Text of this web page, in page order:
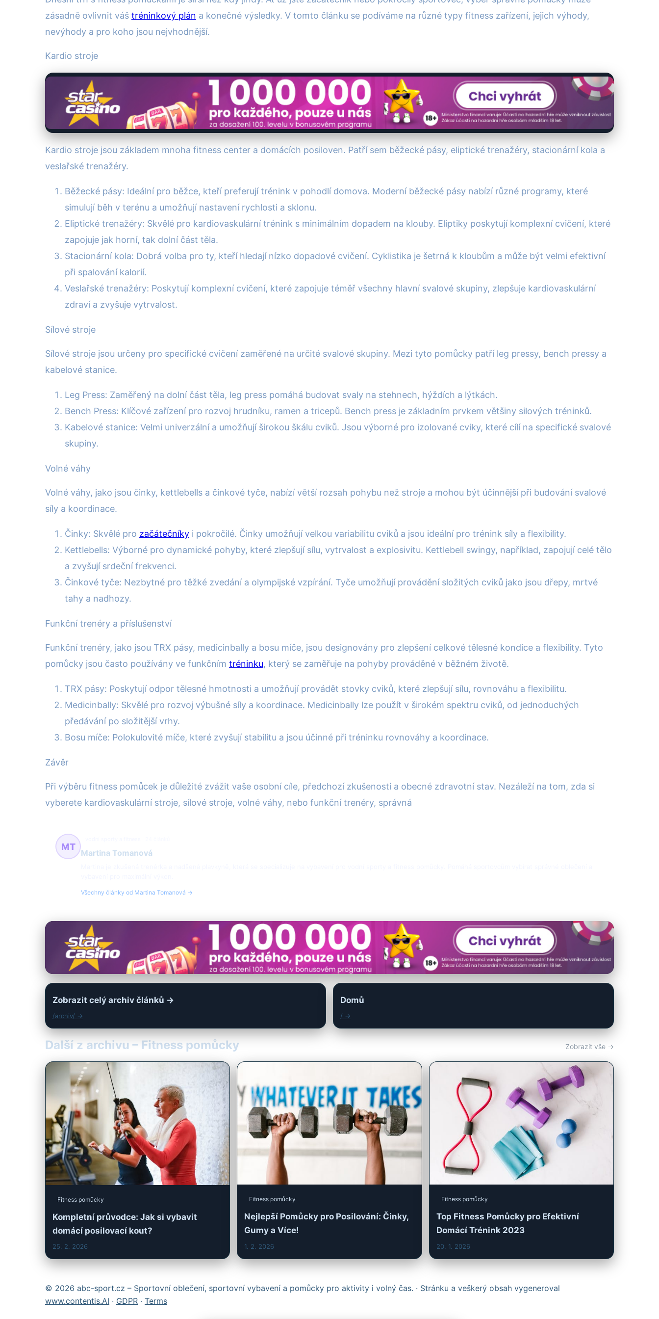
zásadně ovlivnit váš tréninkový plán a konečné výsledky. V tomto článku se podíváme na různé typy fitness zařízení, jejich výhody,
nevýhody a pro koho jsou nejvhodnější.
Kardio stroje
Kardio stroje jsou základem mnoha fitness center a domácích posiloven. Patří sem běžecké pásy, eliptické trenažéry, stacionární kola a
veslařské trenažéry.
Běžecké pásy: Ideální pro běžce, kteří preferují trénink v pohodlí domova. Moderní běžecké pásy nabízí různé programy, které
simulují běh v terénu a umožňují nastavení rychlosti a sklonu.
Eliptické trenažéry: Skvělé pro kardiovaskulární trénink s minimálním dopadem na klouby. Eliptiky poskytují komplexní cvičení, které
zapojuje jak horní, tak dolní část těla.
Stacionární kola: Dobrá volba pro ty, kteří hledají nízko dopadové cvičení. Cyklistika je šetrná k kloubům a může být velmi efektivní
při spalování kalorií.
Veslařské trenažéry: Poskytují komplexní cvičení, které zapojuje téměř všechny hlavní svalové skupiny, zlepšuje kardiovaskulární
zdraví a zvyšuje vytrvalost.
Sílové stroje
Sílové stroje jsou určeny pro specifické cvičení zaměřené na určité svalové skupiny. Mezi tyto pomůcky patří leg pressy, bench pressy a
kabelové stanice.
Leg Press: Zaměřený na dolní část těla, leg press pomáhá budovat svaly na stehnech, hýždích a lýtkách.
Bench Press: Klíčové zařízení pro rozvoj hrudníku, ramen a tricepů. Bench press je základním prvkem většiny silových tréninků.
Kabelové stanice: Velmi univerzální a umožňují širokou škálu cviků. Jsou výborné pro izolované cviky, které cílí na specifické svalové
skupiny.
Volné váhy
Volné váhy, jako jsou činky, kettlebells a činkové tyče, nabízí větší rozsah pohybu než stroje a mohou být účinnější při budování svalové
síly a koordinace.
Činky: Skvělé pro začátečníky i pokročilé. Činky umožňují velkou variabilitu cviků a jsou ideální pro trénink síly a flexibility.
Kettlebells: Výborné pro dynamické pohyby, které zlepšují sílu, vytrvalost a explosivitu. Kettlebell swingy, například, zapojují celé tělo
a zvyšují srdeční frekvenci.
Činkové tyče: Nezbytné pro těžké zvedání a olympijské vzpírání. Tyče umožňují provádění složitých cviků jako jsou dřepy, mrtvé
tahy a nadhozy.
Funkční trenéry a příslušenství
Funkční trenéry, jako jsou TRX pásy, medicinbally a bosu míče, jsou designovány pro zlepšení celkové tělesné kondice a flexibility. Tyto
pomůcky jsou často používány ve funkčním tréninku, který se zaměřuje na pohyby prováděné v běžném životě.
TRX pásy: Poskytují odpor tělesné hmotnosti a umožňují provádět stovky cviků, které zlepšují sílu, rovnováhu a flexibilitu.
Medicinbally: Skvělé pro rozvoj výbušné síly a koordinace. Medicinbally lze použít v širokém spektru cviků, od jednoduchých
předávání po složitější vrhy.
Bosu míče: Polokulovité míče, které zvyšují stabilitu a jsou účinné při tréninku rovnováhy a koordinace.
Závěr
Při výběru fitness pomůcek je důležité zvážit vaše osobní cíle, předchozí zkušenosti a obecné zdravotní stav. Nezáleží na tom, zda si
vyberete kardiovaskulární stroje, sílové stroje, volné váhy, nebo funkční trenéry, správná
MT
Martina Tomanová
Všechny články od Martina Tomanová →
Zobrazit celý archiv článků →
/archiv/ →
Domů
/ →
Další z archivu – Fitness pomůcky Zobrazit vše →
Fitness pomůcky
Kompletní průvodce: Jak si vybavit
domácí posilovací kout?
25. 2. 2026
Fitness pomůcky
Nejlepší Pomůcky pro Posilování: Činky,
Gumy a Více!
1. 2. 2026
Fitness pomůcky
Top Fitness Pomůcky pro Efektivní
Domácí Trénink 2023
20. 1. 2026
© 2026 abc-sport.cz – Sportovní oblečení, sportovní vybavení a pomůcky pro aktivity i volný čas. · Stránku a veškerý obsah vygeneroval
www.contentis.AI · GDPR · Terms